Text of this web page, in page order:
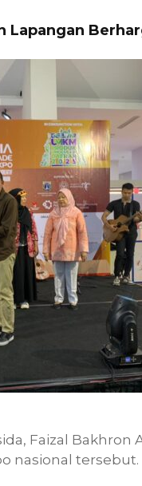
Lapangan
Faizal
nasional tersebut.